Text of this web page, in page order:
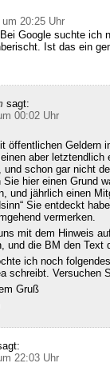
20:25 Uhr
Google suchte ich
Ist das ein
sagt:
00:02 Uhr
öffentlichen Geldern
aber
und schon gar nicht
Sie hier einen Grund
und jährlich einen
Sie entdeckt
vermerken.
mit dem Hinweis
und die BM den Text
ich noch
schreibt. Versuchen
Gruß
22:03 Uhr